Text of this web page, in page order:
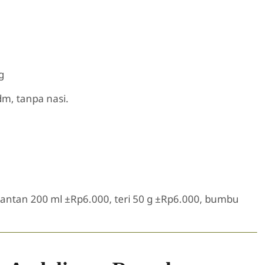
tanpa nasi.
200 ml ±Rp6.000, teri 50 g ±Rp6.000, bumbu